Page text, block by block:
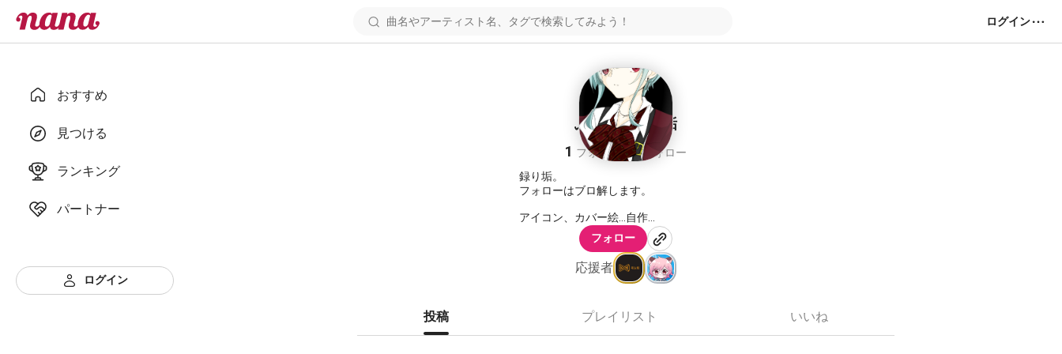
ログイン
おすすめ
見つける
ランキング
パートナー
ログイン
ふかひれ 録り垢
1 フォロワー1 フォロー
録り垢。
フォローはブロ解します。
アイコン、カバー絵…自作
アイコン…代理
カバー…うちの子
右:音無 叉夜 真ん中:天使 奏叶 左:天笠 絃
フォロー
応援者
投稿 プレイリスト いいね